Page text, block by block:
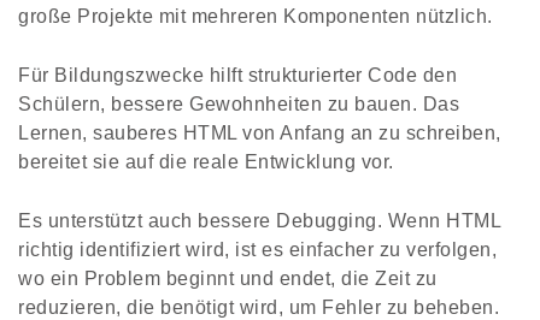
große Projekte mit mehreren Komponenten nützlich.
Für Bildungszwecke hilft strukturierter Code den
Schülern, bessere Gewohnheiten zu bauen. Das
Lernen, sauberes HTML von Anfang an zu schreiben,
bereitet sie auf die reale Entwicklung vor.
Es unterstützt auch bessere Debugging. Wenn HTML
richtig identifiziert wird, ist es einfacher zu verfolgen,
wo ein Problem beginnt und endet, die Zeit zu
reduzieren, die benötigt wird, um Fehler zu beheben.